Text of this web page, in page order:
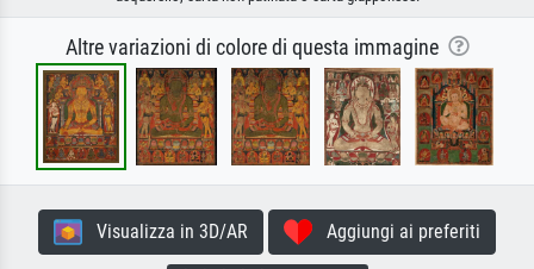
Altre variazioni di colore di questa immagine
Visualizza in 3D/AR Aggiungi ai preferiti